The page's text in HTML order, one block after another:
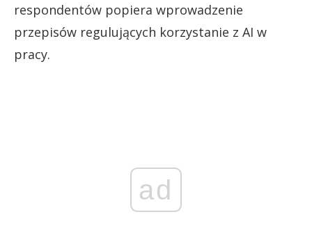
respondentów popiera wprowadzenie
przepisów regulujących korzystanie z AI w
pracy.
ad